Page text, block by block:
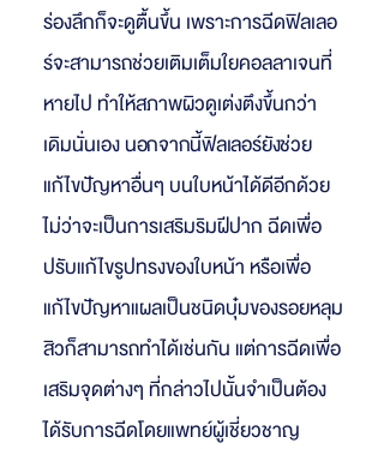
ร่องลึกก็จะดูตื้นขึ้น เพราะการฉีดฟิลเลอ
ร์จะสามารถช่วยเติมเต็มใยคอลลาเจนที่
หายไป ทำให้สภาพผิวดูเต่งตึงขึ้นกว่า
เดิมนั่นเองนอกจากนี้ฟิลเลอร์ยังช่วย
แก้ไขปัญหาอื่นๆ บนใบหน้าได้ดีอีกด้วย
ไม่ว่าจะเป็นการเสริมริมฝีปาก ฉีดเพื่อ
ปรับแก้ไขรูปทรงของใบหน้า หรือเพื่อ
แก้ไขปัญหาแผลเป็นชนิดบุ๋มของรอยหลุม
สิวก็สามารถทำได้เช่นกัน แต่การฉีดเพื่อ
เสริมจุดต่างๆ ที่กล่าวไปนั้นจำเป็นต้อง
ได้รับการฉีดโดยแพทย์ผู้เชี่ยวชาญ